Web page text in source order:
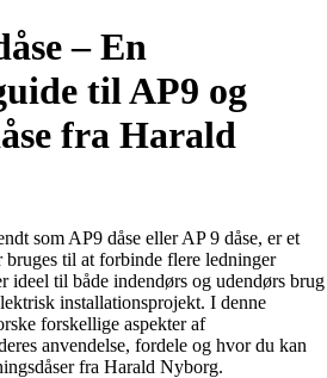
– En
til AP9 og
fra Harald
som AP9 dåse eller AP 9 dåse, er et
til at forbinde flere ledninger
ideel til både indendørs og udendørs brug
installationsprojekt. I denne
forskellige aspekter af
anvendelse, fordele og hvor du kan
fra Harald Nyborg.